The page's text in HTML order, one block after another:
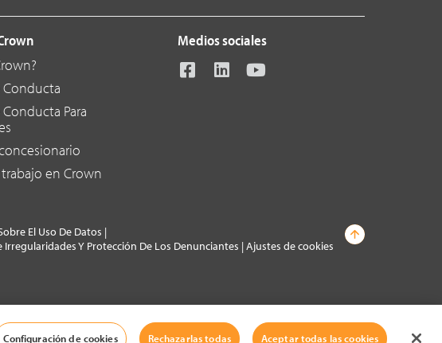
Para
en Crown
Medios sociales
El Uso De Datos |
Irregularidades Y Protección De Los Denunciantes |Ajustes de cookies
Configuración de cookies Rechazarlas todas Aceptar todas las cookies